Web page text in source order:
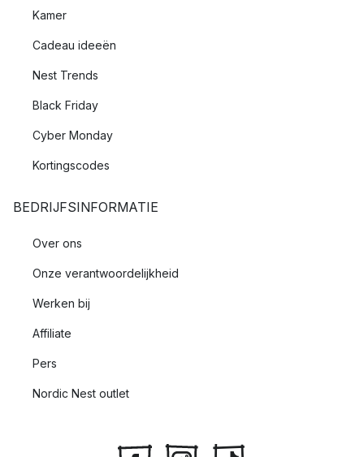
Kamer
Cadeau ideeën
Nest Trends
Black Friday
Cyber Monday
Kortingscodes
BEDRIJFSINFORMATIE
Over ons
Onze verantwoordelijkheid
Werken bij
Affiliate
Pers
Nordic Nest outlet